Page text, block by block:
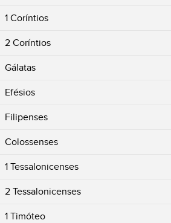
1 Coríntios
2 Coríntios
Gálatas
Efésios
Filipenses
Colossenses
1 Tessalonicenses
2 Tessalonicenses
1 Timóteo